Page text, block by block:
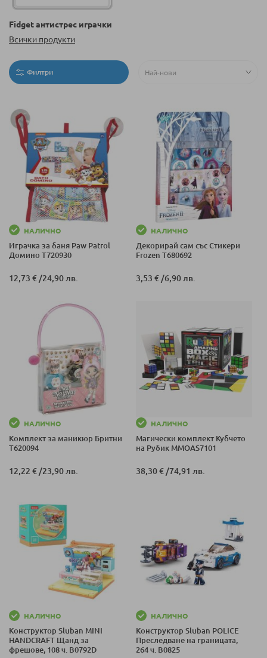
Fidget антистрес играчки
Всички продукти
Филтри
НАЛИЧНО
Играчка за баня Paw Patrol
Домино T720930
12,73 € /24,90 лв.
НАЛИЧНО
Декорирай сам със Стикери
Frozen T680692
3,53 € /6,90 лв.
НАЛИЧНО
Комплект за маникюр Бритни
T620094
12,22 € /23,90 лв.
НАЛИЧНО
Магически комплект Кубчето
на Рубик MMOAS7101
38,30 € /74,91 лв.
НАЛИЧНО
Конструктор Sluban MINI
HANDCRAFT Щанд за
фрешове, 108 ч. B0792D
НАЛИЧНО
Конструктор Sluban POLICE
Преследване на границата,
264 ч. B0825